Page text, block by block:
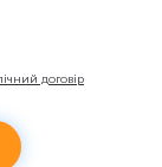
договір